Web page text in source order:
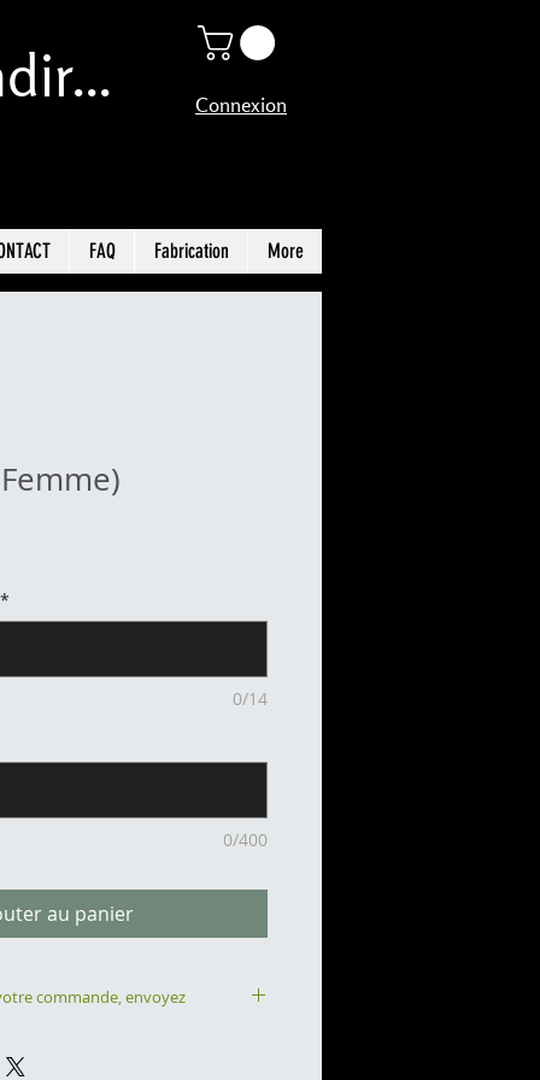
Connexion
FAQ Fabrication More
*
0/14
0/400
au panier
commande, envoyez
qui devra impérativement